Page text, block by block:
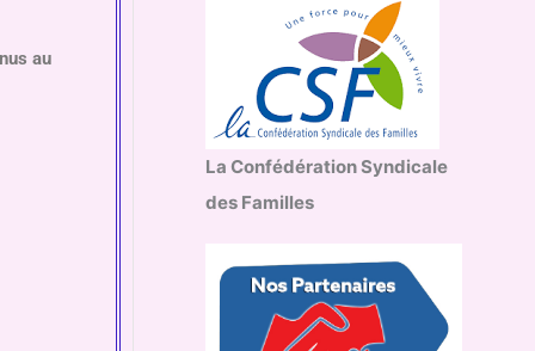
au
La Confédération Syndicale
des Familles